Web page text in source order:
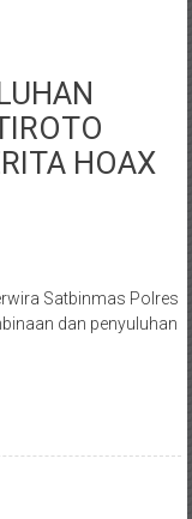
HOAX
Satbinmas Polres
dan penyuluhan